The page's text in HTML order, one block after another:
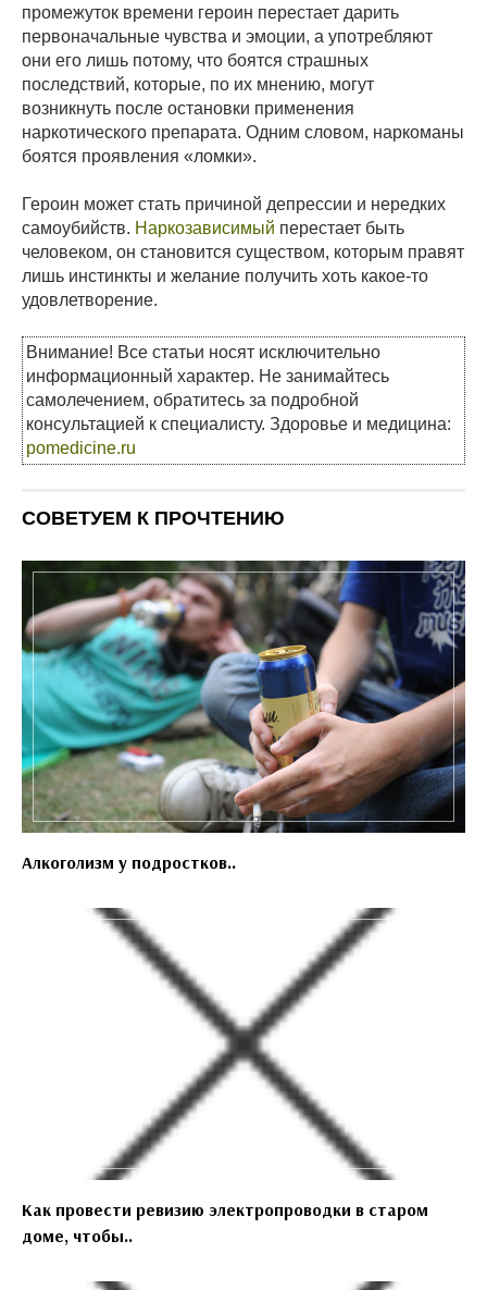
промежуток времени героин перестает дарить
первоначальные чувства и эмоции, а употребляют
они его лишь потому, что боятся страшных
последствий, которые, по их мнению, могут
возникнуть после остановки применения
наркотического препарата. Одним словом, наркоманы
боятся проявления «ломки».
Героин может стать причиной депрессии и нередких
самоубийств. Наркозависимый перестает быть
человеком, он становится существом, которым правят
лишь инстинкты и желание получить хоть какое-то
удовлетворение.
Внимание! Все статьи носят исключительно
информационный характер. Не занимайтесь
самолечением, обратитесь за подробной
консультацией к специалисту. Здоровье и медицина:
pomedicine.ru
СОВЕТУЕМ К ПРОЧТЕНИЮ
Алкоголизм у подростков..
Как провести ревизию электропроводки в старом
доме, чтобы..